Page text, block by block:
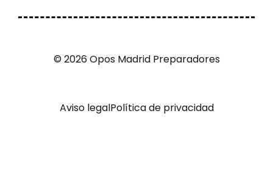
© 2026 Opos Madrid Preparadores
Aviso legalPolítica de privacidad